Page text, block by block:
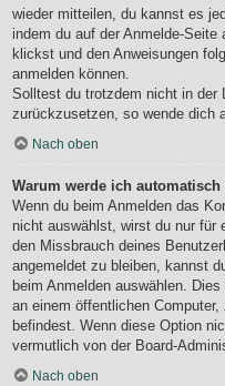
wieder mitteilen, du kannst es
indem du auf der Anmelde-Seite
klickst und den Anweisungen
anmelden können.
Solltest du trotzdem nicht in der
zurückzusetzen, so wende dich
Nach oben
Warum werde ich automatisch
Wenn du beim Anmelden das
nicht auswählst, wirst du nur für
den Missbrauch deines
angemeldet zu bleiben, kannst
beim Anmelden auswählen.
an einem öffentlichen
befindest. Wenn diese Option
vermutlich von der Board-
Nach oben